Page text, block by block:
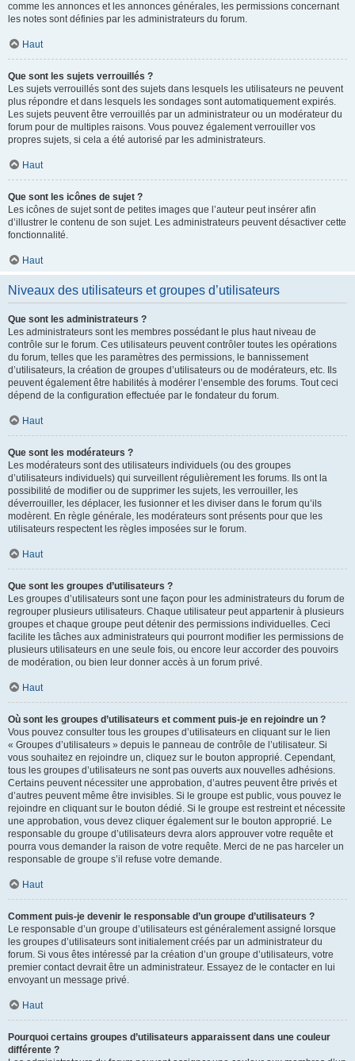
comme les annonces et les annonces générales, les permissions concernant
les notes sont définies par les administrateurs du forum.
Haut
Que sont les sujets verrouillés ?
Les sujets verrouillés sont des sujets dans lesquels les utilisateurs ne peuvent
plus répondre et dans lesquels les sondages sont automatiquement expirés.
Les sujets peuvent être verrouillés par un administrateur ou un modérateur du
forum pour de multiples raisons. Vous pouvez également verrouiller vos
propres sujets, si cela a été autorisé par les administrateurs.
Haut
Que sont les icônes de sujet ?
Les icônes de sujet sont de petites images que l’auteur peut insérer afin
d’illustrer le contenu de son sujet. Les administrateurs peuvent désactiver cette
fonctionnalité.
Haut
Niveaux des utilisateurs et groupes d’utilisateurs
Que sont les administrateurs ?
Les administrateurs sont les membres possédant le plus haut niveau de
contrôle sur le forum. Ces utilisateurs peuvent contrôler toutes les opérations
du forum, telles que les paramètres des permissions, le bannissement
d’utilisateurs, la création de groupes d’utilisateurs ou de modérateurs, etc. Ils
peuvent également être habilités à modérer l’ensemble des forums. Tout ceci
dépend de la configuration effectuée par le fondateur du forum.
Haut
Que sont les modérateurs ?
Les modérateurs sont des utilisateurs individuels (ou des groupes
d’utilisateurs individuels) qui surveillent régulièrement les forums. Ils ont la
possibilité de modifier ou de supprimer les sujets, les verrouiller, les
déverrouiller, les déplacer, les fusionner et les diviser dans le forum qu’ils
modèrent. En règle générale, les modérateurs sont présents pour que les
utilisateurs respectent les règles imposées sur le forum.
Haut
Que sont les groupes d’utilisateurs ?
Les groupes d’utilisateurs sont une façon pour les administrateurs du forum de
regrouper plusieurs utilisateurs. Chaque utilisateur peut appartenir à plusieurs
groupes et chaque groupe peut détenir des permissions individuelles. Ceci
facilite les tâches aux administrateurs qui pourront modifier les permissions de
plusieurs utilisateurs en une seule fois, ou encore leur accorder des pouvoirs
de modération, ou bien leur donner accès à un forum privé.
Haut
Où sont les groupes d’utilisateurs et comment puis-je en rejoindre un ?
Vous pouvez consulter tous les groupes d’utilisateurs en cliquant sur le lien
« Groupes d’utilisateurs » depuis le panneau de contrôle de l’utilisateur. Si
vous souhaitez en rejoindre un, cliquez sur le bouton approprié. Cependant,
tous les groupes d’utilisateurs ne sont pas ouverts aux nouvelles adhésions.
Certains peuvent nécessiter une approbation, d’autres peuvent être privés et
d’autres peuvent même être invisibles. Si le groupe est public, vous pouvez le
rejoindre en cliquant sur le bouton dédié. Si le groupe est restreint et nécessite
une approbation, vous devez cliquer également sur le bouton approprié. Le
responsable du groupe d’utilisateurs devra alors approuver votre requête et
pourra vous demander la raison de votre requête. Merci de ne pas harceler un
responsable de groupe s’il refuse votre demande.
Haut
Comment puis-je devenir le responsable d’un groupe d’utilisateurs ?
Le responsable d’un groupe d’utilisateurs est généralement assigné lorsque
les groupes d’utilisateurs sont initialement créés par un administrateur du
forum. Si vous êtes intéressé par la création d’un groupe d’utilisateurs, votre
premier contact devrait être un administrateur. Essayez de le contacter en lui
envoyant un message privé.
Haut
Pourquoi certains groupes d’utilisateurs apparaissent dans une couleur
différente ?